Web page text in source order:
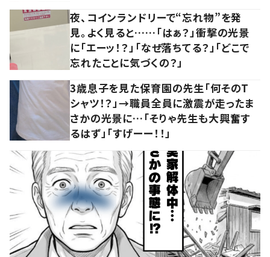
夜、コインランドリーで“忘れ物”を発
見。よく見ると……「はぁ？」衝撃の光景
に「エーッ！？」「なぜ落ちてる？」「どこで
忘れたことに気づくの？」
3歳息子を見た保育園の先生「何そのT
シャツ！？」→職員全員に激震が走ったま
さかの光景に…「そりゃ先生も大興奮す
るはず」「すげーー！！」